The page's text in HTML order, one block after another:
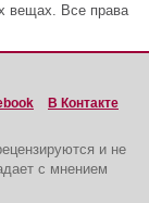
вещах. Все права
В Контакте
и не
с мнением